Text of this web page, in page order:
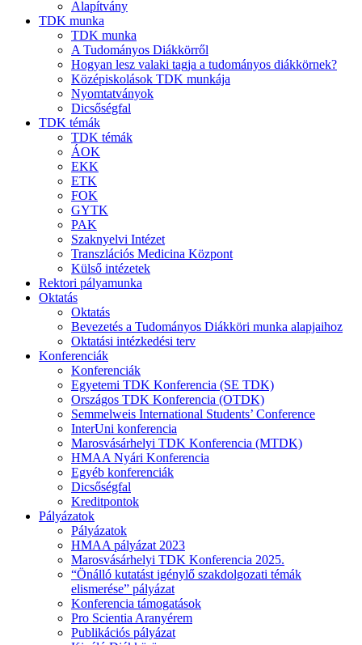
Alapítvány
TDK munka
TDK munka
A Tudományos Diákkörről
Hogyan lesz valaki tagja a tudományos diákkörnek?
Középiskolások TDK munkája
Nyomtatványok
Dicsőségfal
TDK témák
TDK témák
ÁOK
EKK
ETK
FOK
GYTK
PAK
Szaknyelvi Intézet
Transzlációs Medicina Központ
Külső intézetek
Rektori pályamunka
Oktatás
Oktatás
Bevezetés a Tudományos Diákköri munka alapjaihoz
Oktatási intézkedési terv
Konferenciák
Konferenciák
Egyetemi TDK Konferencia (SE TDK)
Országos TDK Konferencia (OTDK)
Semmelweis International Students’ Conference
InterUni konferencia
Marosvásárhelyi TDK Konferencia (MTDK)
HMAA Nyári Konferencia
Egyéb konferenciák
Dicsőségfal
Kreditpontok
Pályázatok
Pályázatok
HMAA pályázat 2023
Marosvásárhelyi TDK Konferencia 2025.
“Önálló kutatást igénylő szakdolgozati témák
elismerése” pályázat
Konferencia támogatások
Pro Scientia Aranyérem
Publikációs pályázat